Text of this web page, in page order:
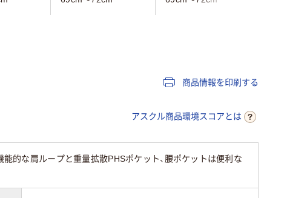
女性用 女性用
商品情報を印刷する
アスクル商品環境スコアとは
的な肩ループと重量拡散PHSポケット、腰ポケットは便利な